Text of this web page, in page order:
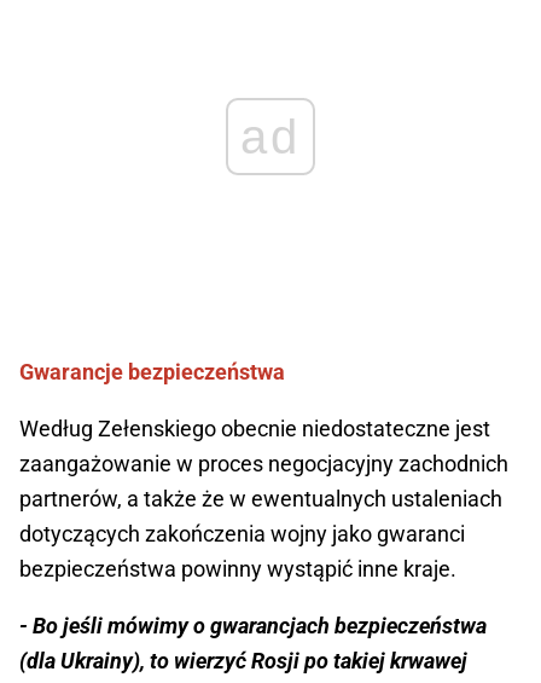
ad
Gwarancje bezpieczeństwa
Według Zełenskiego obecnie niedostateczne jest
zaangażowanie w proces negocjacyjny zachodnich
partnerów, a także że w ewentualnych ustaleniach
dotyczących zakończenia wojny jako gwaranci
bezpieczeństwa powinny wystąpić inne kraje.
- Bo jeśli mówimy o gwarancjach bezpieczeństwa
(dla Ukrainy), to wierzyć Rosji po takiej krwawej